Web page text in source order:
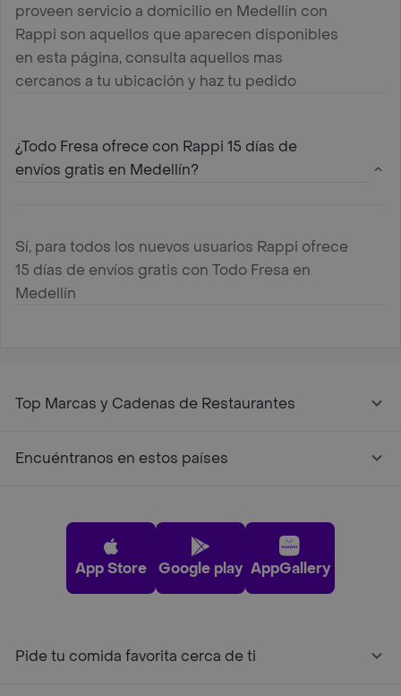
proveen servicio a domicilio en Medellín con
Rappi son aquellos que aparecen disponibles
en esta página, consulta aquellos mas
cercanos a tu ubicación y haz tu pedido
¿Todo Fresa ofrece con Rappi 15 días de
envíos gratis en Medellín?
Sí, para todos los nuevos usuarios Rappi ofrece
15 días de envíos gratis con Todo Fresa en
Medellín
Top Marcas y Cadenas de Restaurantes
Encuéntranos en estos países
App Store Google play AppGallery
Pide tu comida favorita cerca de ti